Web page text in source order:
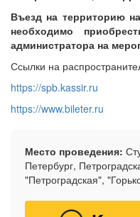
Въезд на территорию
необходимо
администратора на
Ссылки на
https://spb.kassir.ru
https://www.bileter.ru
Место проведения:
Петербург,
"Петроградская",